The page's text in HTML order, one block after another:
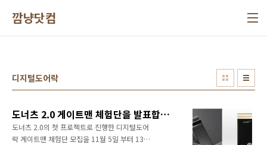
깜냥닷컴
디지털도어락
도너츠 2.0 게이트맨 체험단을 발표합니다. #project20
도너츠 2.0의 첫 프로젝트로 진행한 디지털도어
락 게이트맨 체험단 모집을 11월 5일 부터 13일